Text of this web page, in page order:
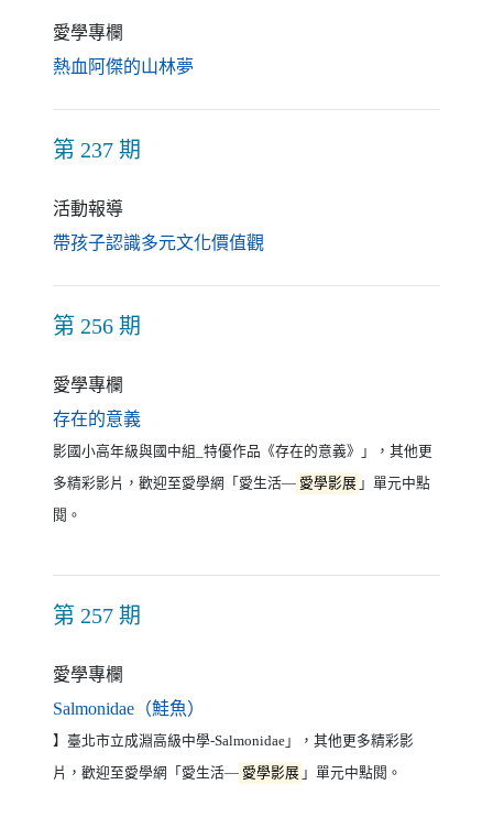
愛學專欄
熱血阿傑的山林夢
第 237 期
活動報導
帶孩子認識多元文化價值觀
第 256 期
愛學專欄
存在的意義（另開新視窗）
影國小高年級與國中組_特優作品《存在的意義》」，其他更
多精彩影片，歡迎至愛學網「愛生活— 愛學影展 」單元中點
閱。
第 257 期
愛學專欄
Salmonidae（鮭魚）
】臺北市立成淵高級中學-Salmonidae」，其他更多精彩影
片，歡迎至愛學網「愛生活— 愛學影展 」單元中點閱。